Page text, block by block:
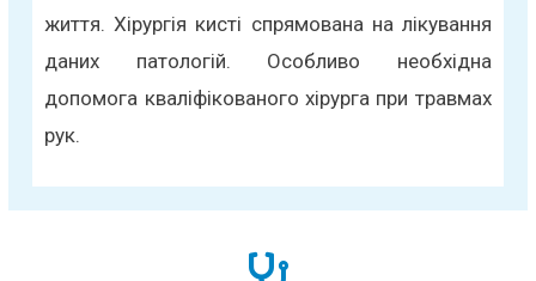
життя. Хірургія кисті спрямована на лікування
даних патологій. Особливо необхідна
допомога кваліфікованого хірурга при травмах
рук.